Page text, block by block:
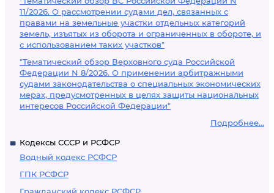
11/2026. О рассмотрении судами дел, связанных с
правами на земельные участки отдельных категорий
земель, изъятых из оборота и ограниченных в обороте, и
с использованием таких участков"
"Тематический обзор Верховного суда Российской
Федерации N 8/2026. О применении арбитражными
судами законодательства о специальных экономических
мерах, предусмотренных в целях защиты национальных
интересов Российской Федерации"
Подробнее...
Кодексы СССР и РСФСР
Водный кодекс РСФСР
ГПК РСФСР